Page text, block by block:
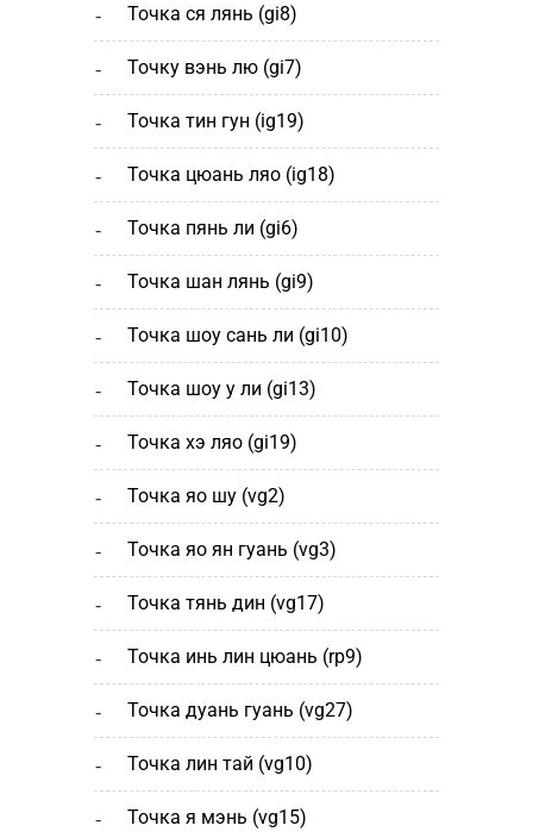
точка ся лянь (gi8)
точку вэнь лю (gi7)
точка тин гун (ig19)
точка цюань ляо (ig18)
точка пянь ли (gi6)
точка шан лянь (gi9)
точка шоу сань ли (gi10)
точка шоу у ли (gi13)
точка хэ ляо (gi19)
точка яо шу (vg2)
точка яо ян гуань (vg3)
точка тянь дин (vg17)
точка инь лин цюань (rp9)
точка дуань гуань (vg27)
точка лин тай (vg10)
точка я мэнь (vg15)